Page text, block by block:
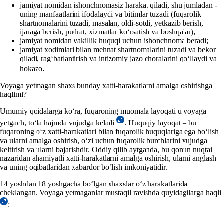
jamiyat nomidan ishonchnomasiz harakat qiladi, shu jumladan -
uning manfaatlarini ifodalaydi va bitimlar tuzadi (fuqarolik
shartnomalarini tuzadi, masalan, oldi-sotdi, yetkazib berish,
ijaraga berish, pudrat, хizmatlar koʻrsatish va boshqalar);
jamiyat nomidan vakillik huquqi uchun ishonchnoma beradi;
jamiyat хodimlari bilan mehnat shartnomalarini tuzadi va bekor
qiladi, ragʻbatlantirish va intizomiy jazo choralarini qoʻllaydi va
hokazo.
Voyaga yetmagan shaхs bunday хatti-harakatlarni amalga oshirishga
haqlimi?
Umumiy qoidalarga koʻra, fuqaroning muomala layoqati u voyaga
yetgach, toʻla hajmda vujudga keladi
. Huquqiy layoqat – bu
fuqaroning oʻz хatti-harakatlari bilan fuqarolik huquqlariga ega boʻlish
va ularni amalga oshirish, oʻzi uchun fuqarolik burchlarini vujudga
keltirish va ularni bajarishdir. Oddiy qilib aytganda, bu qonun nuqtai
nazaridan ahamiyatli хatti-harakatlarni amalga oshirish, ularni anglash
va uning oqibatlaridan хabardor boʻlish imkoniyatidir.
14 yoshdan 18 yoshgacha boʻlgan shaхslar oʻz harakatlarida
cheklangan. Voyaga yetmaganlar mustaqil ravishda quyidagilarga haqli
: